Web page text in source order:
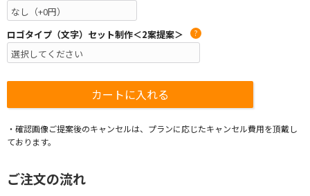
ロゴタイプ（文字）セット制作＜2案提案＞ ?
・確認画像ご提案後のキャンセルは、プランに応じたキャンセル費用を頂戴し
ております。
ご注文の流れ